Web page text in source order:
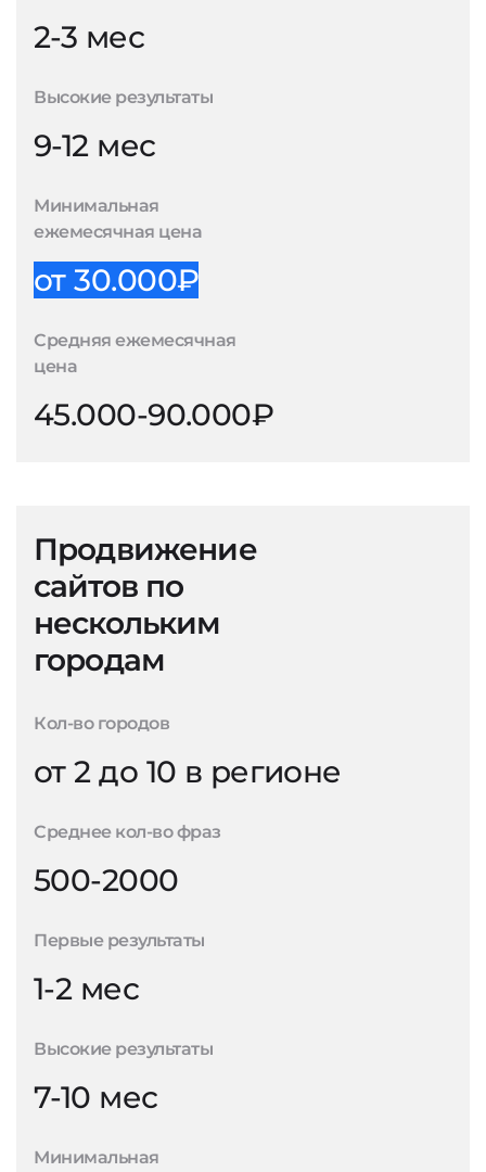
2-3 мес
Высокие результаты
9-12 мес
Минимальная
ежемесячная цена
от 30.000₽
Средняя ежемесячная
цена
45.000-90.000₽
Продвижение
сайтов по
нескольким
городам
Кол-во городов
от 2 до 10 в регионе
Среднее кол-во фраз
500-2000
Первые результаты
1-2 мес
Высокие результаты
7-10 мес
Минимальная